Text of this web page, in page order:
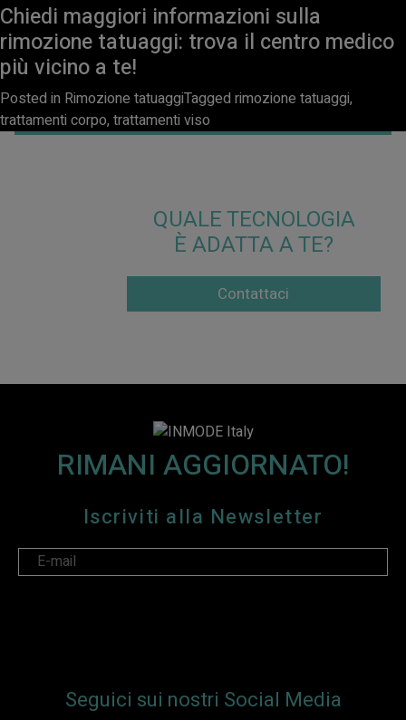
Chiedi maggiori informazioni sulla
rimozione tatuaggi: trova il centro medico
più vicino a te!
Posted in Rimozione tatuaggiTagged rimozione tatuaggi,
trattamenti corpo, trattamenti viso
QUALE TECNOLOGIA
È ADATTA A TE?
Contattaci
RIMANI AGGIORNATO!
Iscriviti alla Newsletter
Seguici sui nostri Social Media